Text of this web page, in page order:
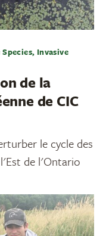
Invasive
de la
de CIC
le cycle des
de l'Ontario